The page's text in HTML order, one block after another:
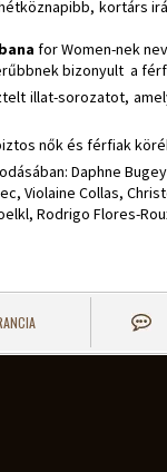
kortárs
for Women-nek
bizonyult a
illat-sorozatot,
nők és férfiak
Daphne
Violaine Collas,
Rodrigo Flores-